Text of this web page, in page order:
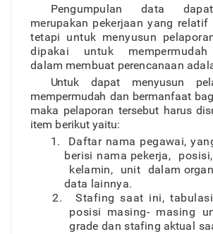
Pengumpulandata dapa
merupakan pekerjaan yang relatif
tetapi untuk menyusun
dipakai untu k mempermudah
dalam membuat perencanaan
Untukdapat menyusun
mempermudahdan bermanfaat bag
maka pelaporan tersebut harus
item berikut yaitu:
1 . Daftar nama pegawai, yan
berisi nama pekerja, posisi,
kelamin, unit dalam or
data lainnya.
2. Stafingsaat ini, tabulasi
posisi masing- masing
grade dan stafing aktua